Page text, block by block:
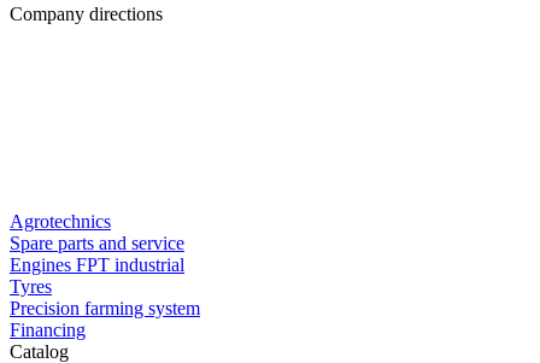
Company directions
Agrotechnics
Spare parts and service
Engines FPT industrial
Tyres
Precision farming system
Financing
Catalog